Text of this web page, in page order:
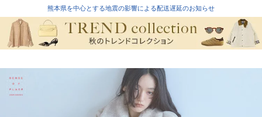
熊本県を中心とする地震の影響による配送遅延のお知らせ